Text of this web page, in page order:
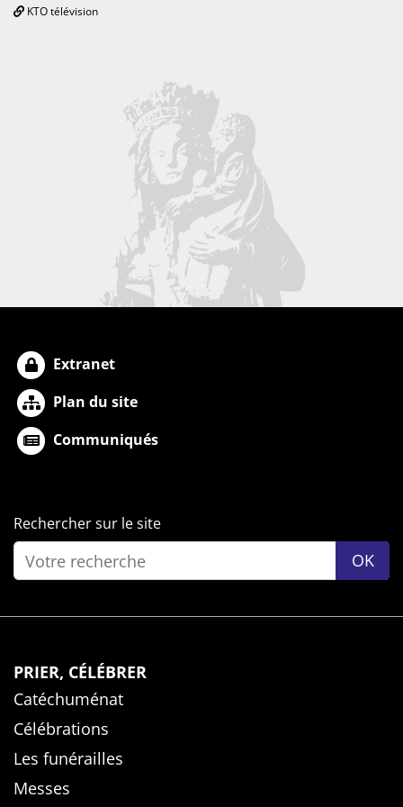
KTO télévision
Extranet
Plan du site
Communiqués
Rechercher sur le site
OK
PRIER, CÉLÉBRER
Catéchuménat
Célébrations
Les funérailles
Messes